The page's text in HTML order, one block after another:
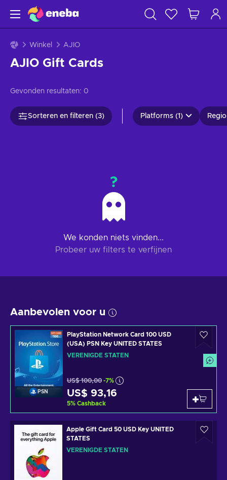
Winkel AJIO
AJIO Gift Cards
Gevonden resultaten: 0
Sorteren en filteren (3) Platforms (1)
?
We konden niets vinden...
Probeer uw filters te verfijnen
Aanbevolen voor u
PSN
PlayStation Network Card 100 USD
(USA) PSN Key UNITED STATES
VERENIGDE STATEN
US$ 100,00 -7%
US$ 93,16
5% Cashback
Apple Gift Card 50 USD Key UNITED
STATES
VERENIGDE STATEN